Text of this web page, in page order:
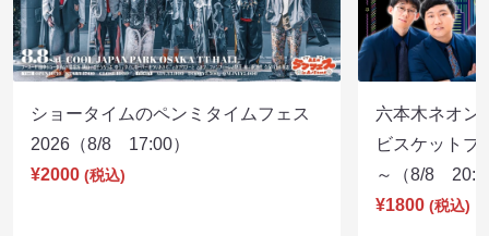
ショータイムのペンミタイムフェス
2026（8/8 17:00）
¥2000 (税込)
六本木ネオン
ビスケットブ
～（8/8
¥1800 (税込)